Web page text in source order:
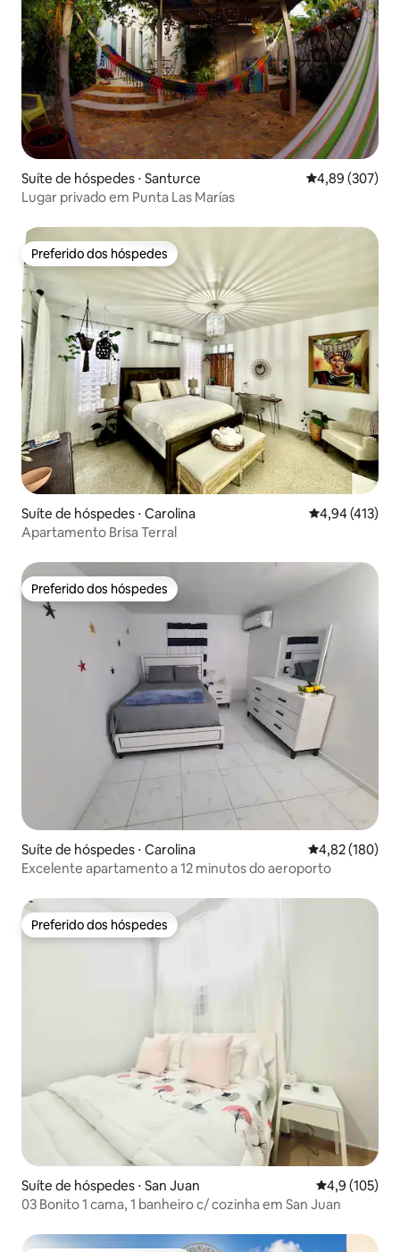
Suíte de hóspedes ⋅ Santurce 4,89 de uma
4,89 (307)
Lugar privado em Punta Las Marías
Preferido dos hóspedes
Preferido dos hóspedes
Suíte de hóspedes ⋅ Carolina 4,94 de uma
4,94 (413)
Apartamento Brisa Terral
Preferido dos hóspedes
Preferido dos hóspedes
Suíte de hóspedes ⋅ Carolina 4,82 de uma
4,82 (180)
Excelente apartamento a 12 minutos do aeroporto
Preferido dos hóspedes
Preferido dos hóspedes
Suíte de hóspedes ⋅ San Juan 4,9 de uma
4,9 (105)
03 Bonito 1 cama, 1 banheiro c/ cozinha em San Juan